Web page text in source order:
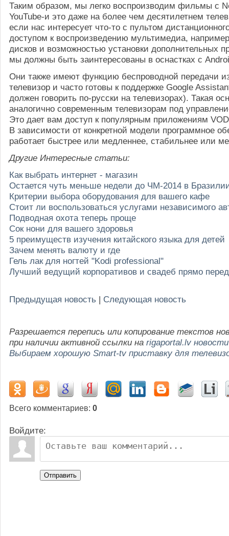
Таким образом, мы легко воспроизводим фильмы с
YouTube-и это даже на более чем десятилетнем
если нас интересует что-то с пультом
доступом к воспроизведению мультимедиа,
дисков и возможностью установки дополнительных
мы должны быть заинтересованы в оснастках с
Они также имеют функцию беспроводной передачи
телевизор и часто готовы к поддержке Google
должен говорить по-русски на телевизорах). Такая
аналогично современным телевизорам под
Это дает вам доступ к популярным приложениям
В зависимости от конкретной модели программное
работает быстрее или медленнее, стабильнее или
Другие Интересные статьи:
Как выбрать интернет - магазин
Остается чуть меньше недели до ЧМ-2014 в
Критерии выбора оборудования для вашего кафе
Стоит ли воспользоваться услугами независимого
Подводная охота теперь проще
Сок нони для вашего здоровья
5 преимуществ изучения китайского языка для детей
Зачем менять валюту и где
Гель лак для ногтей "Kodi professional"
Лучший ведущий корпоративов и свадеб прямо
Предыдущая новость | Следующая новость
Разрешается перепись или копирование текстов
при наличии активной ссылки на rigaportal.lv новости
Выбираем хорошую Smart-tv приставку для
Всего комментариев: 0
Войдите:
Отправить